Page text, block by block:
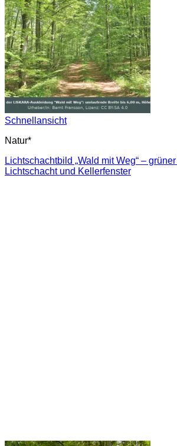
Schnellansicht
Natur*
Lichtschachtbild „Wald mit Weg“ –
Lichtschacht und Kellerfenster